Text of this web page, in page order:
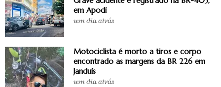
em Apodi
um dia atrás
Motociclista é morto a tiros e corpo
encontrado as margens da BR 226 em
Janduís
um dia atrás